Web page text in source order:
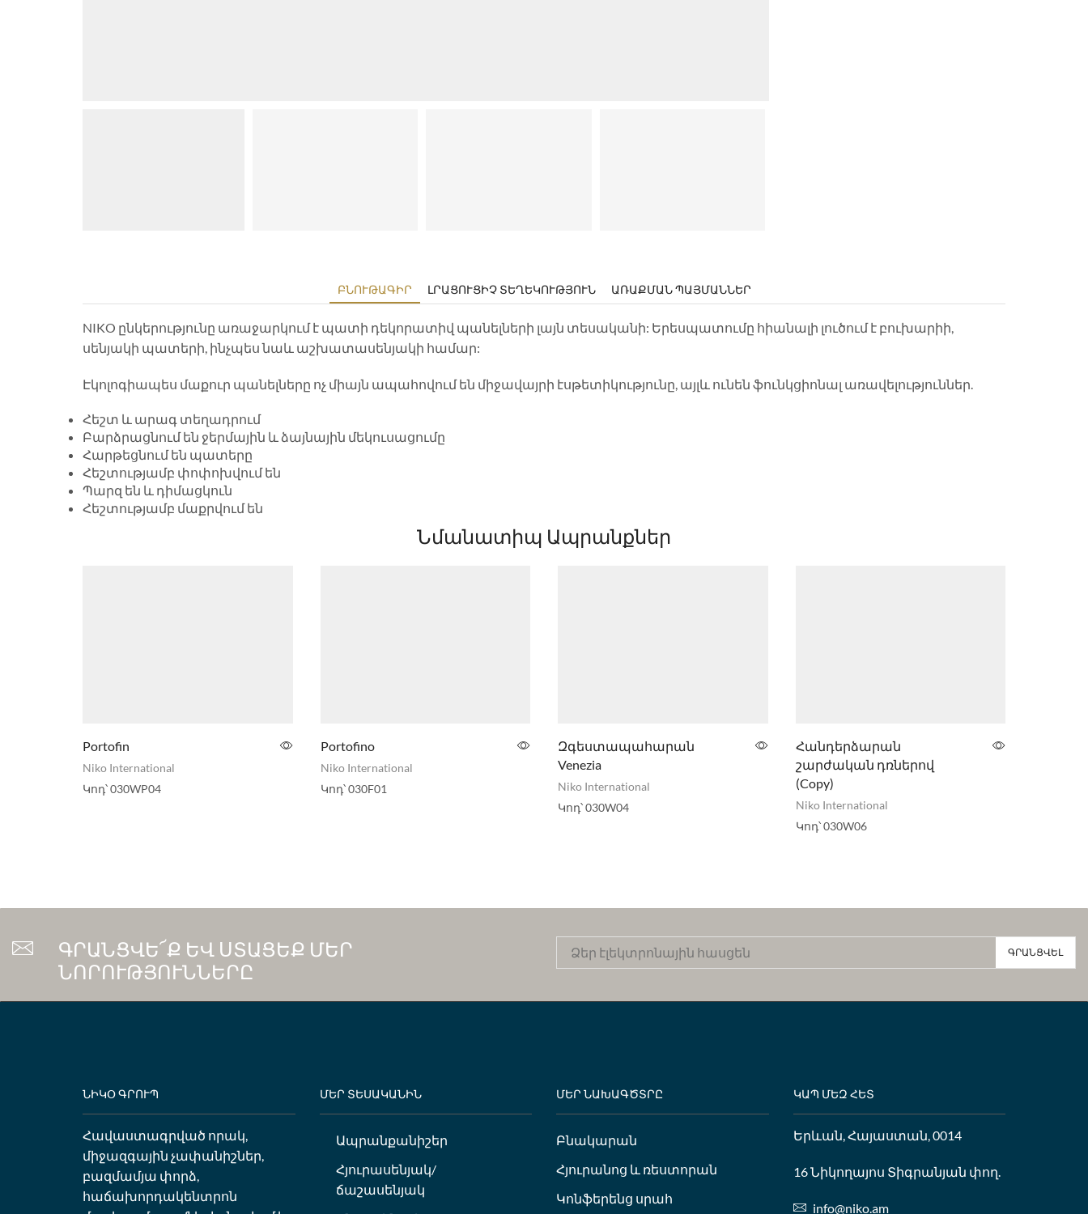
ԲՆՈՒԹԱԳԻՐ ԼՐԱՑՈՒՑԻՉ ՏԵՂԵԿՈՒԹՅՈՒՆ ԱՌԱՔՄԱՆ ՊԱՅՄԱՆՆԵՐ
NIKO ընկերությունը առաջարկում է պատի դեկորատիվ պանելների լայն տեսականի: Երեսպատումը հիանալի լուծում է բուխարիի,
սենյակի պատերի, ինչպես նաև աշխատասենյակի համար:
Էկոլոգիապես մաքուր պանելները ոչ միայն ապահովում են միջավայրի էսթետիկությունը, այլև ունեն ֆունկցիոնալ առավելություններ.
Հեշտ և արագ տեղադրում
Բարձրացնում են ջերմային և ձայնային մեկուսացումը
Հարթեցնում են պատերը
Հեշտությամբ փոփոխվում են
Պարզ են և դիմացկուն
Հեշտությամբ մաքրվում են
Նմանատիպ Ապրանքներ
Portofin
Niko International
Կոդ՝030WP04
Portofino
Niko International
Կոդ՝030F01
Զգեստապահարան
Venezia
Niko International
Կոդ՝030W04
Հանդերձարան
շարժական դռներով
(Copy)
Niko International
Կոդ՝030W06
ԳՐԱՆՑՎԵ՜Ք ԵՎ ՍՏԱՑԵՔ ՄԵՐ
ՆՈՐՈՒԹՅՈՒՆՆԵՐԸ
ՆԻԿՕ ԳՐՈՒՊ
Հավաստագրված որակ,
միջազգային չափանիշներ,
բազմամյա փորձ,
հաճախորդակենտրոն
ՄԵՐ ՏԵՍԱԿԱՆԻՆ
Ապրանքանիշեր
Հյուրասենյակ/
ճաշասենյակ
ՄԵՐ ՆԱԽԱԳԾՏՐԸ
Բնակարան
Հյուրանոց և ռեստորան
Կոնֆերենց սրահ
ԿԱՊ ՄԵԶ ՀԵՏ
Երևան, Հայաստան, 0014
16 Նիկողայոս Տիգրանյան փող.
info@niko.am